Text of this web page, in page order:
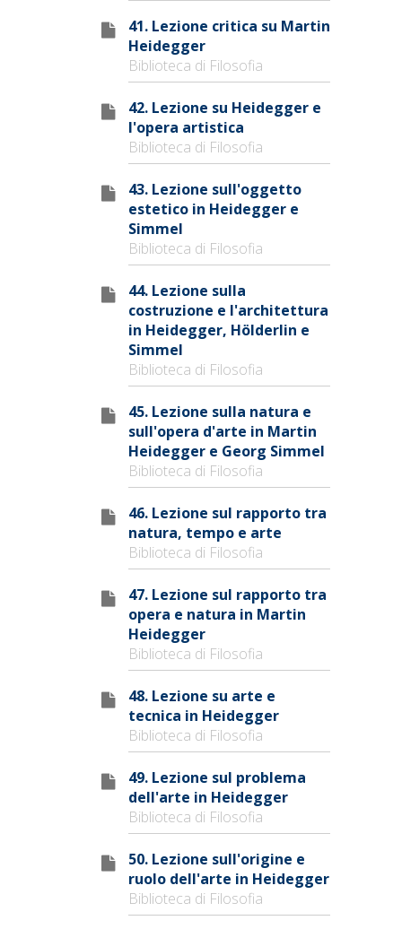
41. Lezione critica su Martin
Heidegger
Biblioteca di Filosofia
42. Lezione su Heidegger e
l'opera artistica
Biblioteca di Filosofia
43. Lezione sull'oggetto
estetico in Heidegger e
Simmel
Biblioteca di Filosofia
44. Lezione sulla
costruzione e l'architettura
in Heidegger, Hölderlin e
Simmel
Biblioteca di Filosofia
45. Lezione sulla natura e
sull'opera d'arte in Martin
Heidegger e Georg Simmel
Biblioteca di Filosofia
46. Lezione sul rapporto tra
natura, tempo e arte
Biblioteca di Filosofia
47. Lezione sul rapporto tra
opera e natura in Martin
Heidegger
Biblioteca di Filosofia
48. Lezione su arte e
tecnica in Heidegger
Biblioteca di Filosofia
49. Lezione sul problema
dell'arte in Heidegger
Biblioteca di Filosofia
50. Lezione sull'origine e
ruolo dell'arte in Heidegger
Biblioteca di Filosofia